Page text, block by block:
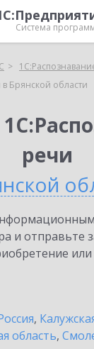
Система
Брянской области
речи
и отправьте
,
область,